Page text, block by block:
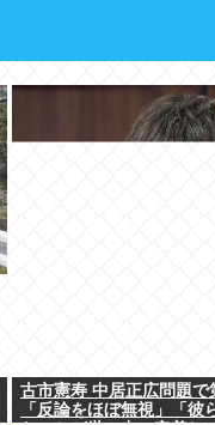
古市憲寿 中居正広問題で
「反論をほぼ無視」「彼